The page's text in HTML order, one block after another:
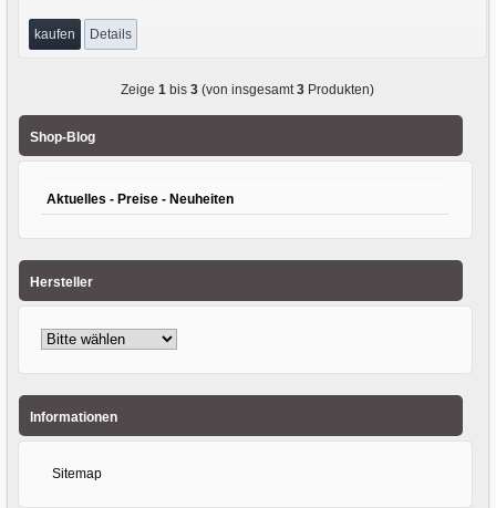
kaufen Details
Zeige1 bis3 (von insgesamt3 Produkten)
Shop-Blog
Aktuelles - Preise - Neuheiten
Hersteller
Informationen
Sitemap